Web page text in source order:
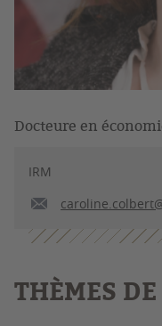
Docteure en
IRM
THÈMES